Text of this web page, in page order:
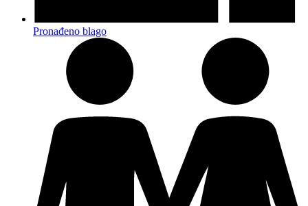
Pronađeno blago